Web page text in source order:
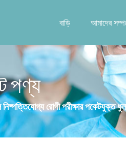
বাড়ি আমাদের
পণ্য
রোগী পরীক্ষার পকেটযুক্ত